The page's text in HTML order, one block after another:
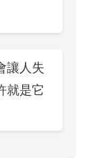
讓人失
就是它